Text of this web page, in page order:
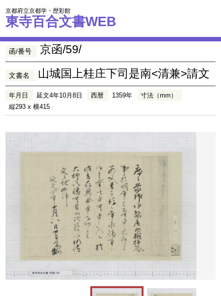
京都府立京都学・歴彩館
東寺百合文書WEB
函/番号 京函/59/
文書名 山城国上桂庄下司是南<清兼>請文
年月日 延文4年10月8日 西暦 1359年
寸法（mm）
縦293 x 横415